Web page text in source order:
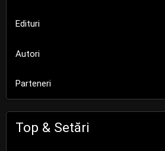
Edituri
Autori
Parteneri
Top & Setări